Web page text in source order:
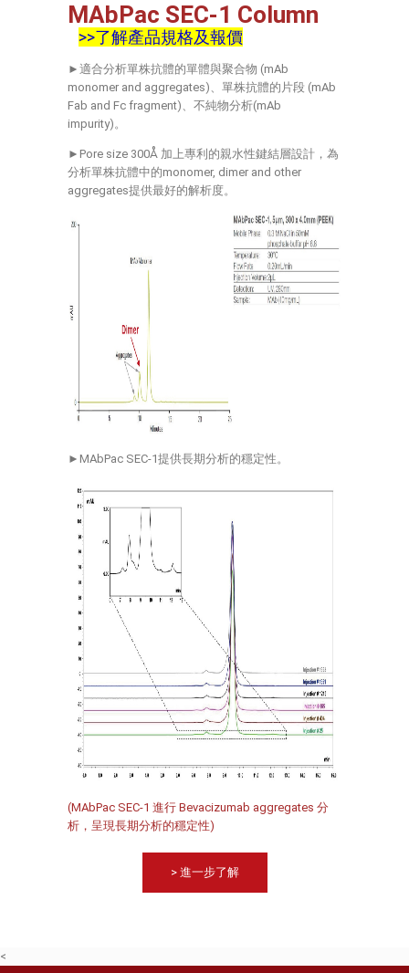
> 進一步了解
MAbPac SEC-1 Column
>>了解產品規格及報價
►適合分析單株抗體的單體與聚合物 (mAb
monomer and aggregates)、單株抗體的片段 (mAb
Fab and Fc fragment)、不純物分析(mAb
impurity)。
►Pore size 300Å 加上專利的親水性鍵結層設計，為
分析單株抗體中的monomer, dimer and other
aggregates提供最好的解析度。
►MAbPac SEC-1提供長期分析的穩定性。
(MAbPac SEC-1 進行 Bevacizumab aggregates 分
析，呈現長期分析的穩定性)
<